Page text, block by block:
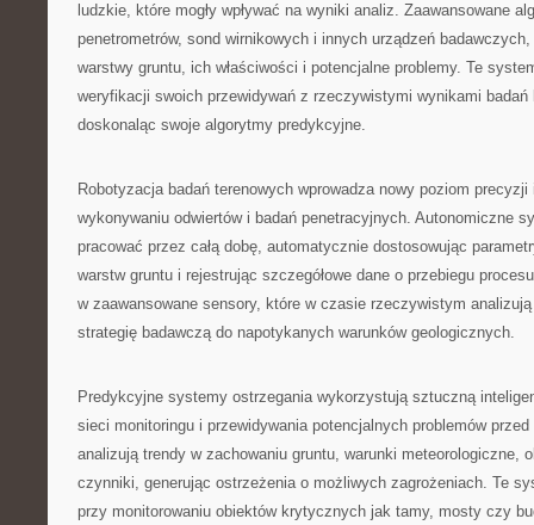
ludzkie, które mogły wpływać na wyniki analiz. Zaawansowane
penetrometrów, sond wirnikowych i innych urządzeń
warstwy gruntu, ich właściwości i potencjalne problemy. Te
weryfikacji swoich przewidywań z rzeczywistymi wynikami badań
doskonaląc swoje algorytmy predykcyjne.
Robotyzacja badań terenowych wprowadza nowy poziom
wykonywaniu odwiertów i badań penetracyjnych. Autonomiczne
pracować przez całą dobę, automatycznie dostosowując
warstw gruntu i rejestrując szczegółowe dane o przebiegu
w zaawansowane sensory, które w czasie rzeczywistym
strategię badawczą do napotykanych warunków geologicznych.
Predykcyjne systemy ostrzegania wykorzystują sztuczną
sieci monitoringu i przewidywania potencjalnych problemów
analizują trendy w zachowaniu gruntu, warunki meteorologiczne,
czynniki, generując ostrzeżenia o możliwych zagrożeniach. Te
przy monitorowaniu obiektów krytycznych jak tamy, mosty czy